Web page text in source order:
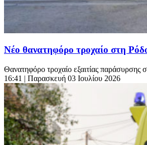
Νέο θανατηφόρο τροχαίο στη
Θανατηφόρο τροχαίο εξαιτίας
16:41 | Παρασκευή 03 Ιουλίου 2026